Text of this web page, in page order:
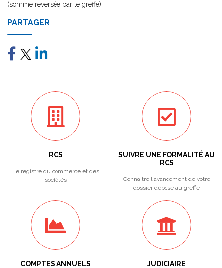
(somme reversée par le greffe)
PARTAGER
RCS
Le registre du commerce et des
sociétés
SUIVRE UNE FORMALITÉ AU
RCS
Connaitre l'avancement de votre
dossier déposé au greffe
COMPTES ANNUELS JUDICIAIRE